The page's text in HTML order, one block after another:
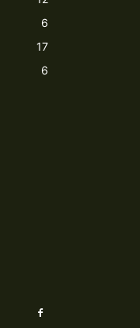
6
17
6